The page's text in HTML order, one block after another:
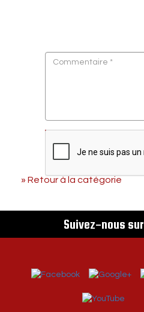
» Retour à la catégorie
Suivez-nous sur